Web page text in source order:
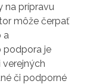
na prípravu
môže čerpať
a
podpora je
verejných
či podporné